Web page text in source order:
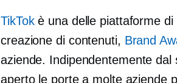
TikTokè una delle piattaforme di
creazione di contenuti, Brand
aziende. Indipendentemente
aperto le porte a molte aziende